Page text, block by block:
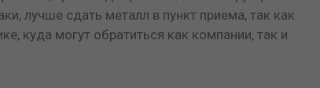
лучше сдать металл в пункт приема, так как
куда могут обратиться как компании, так и